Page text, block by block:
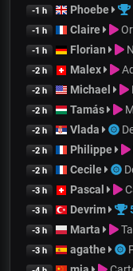
-1 h Phoebe
-1 h Claire
-1 h Florian
-2 h Malex
-2 h Michael
-2 h Tamás
-2 h Vlada
-2 h Philippe
-2 h Cecile
-3 h Pascal
-3 h Devrim
-3 h Marta
-3 h agathe